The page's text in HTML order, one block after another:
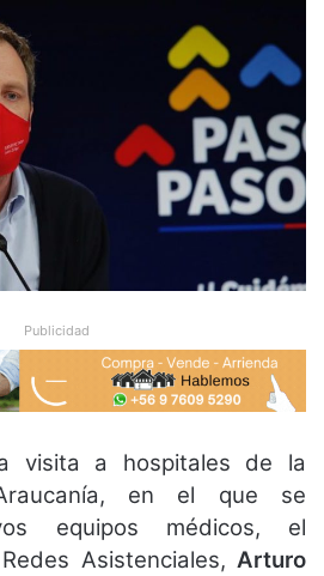
Publicidad
visita a hospitales de la
en el que se
equipos médicos, el
Asistenciales, Arturo